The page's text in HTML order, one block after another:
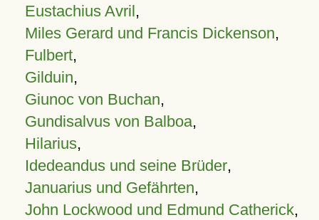
Eustachius Avril,
Miles Gerard und Francis Dickenson,
Fulbert,
Gilduin,
Giunoc von Buchan,
Gundisalvus von Balboa,
Hilarius,
Idedeandus und seine Brüder,
Januarius und Gefährten,
John Lockwood und Edmund Catherick,